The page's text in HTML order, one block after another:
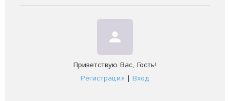
person
Приветствую Вас, Гость!
Регистрация | Вход